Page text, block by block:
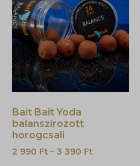
Bait Bait Yoda
balanszírozott
horogcsali
2 990 Ft – 3 390 Ft